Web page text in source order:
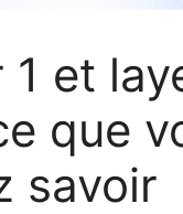
1 et
que
savoir